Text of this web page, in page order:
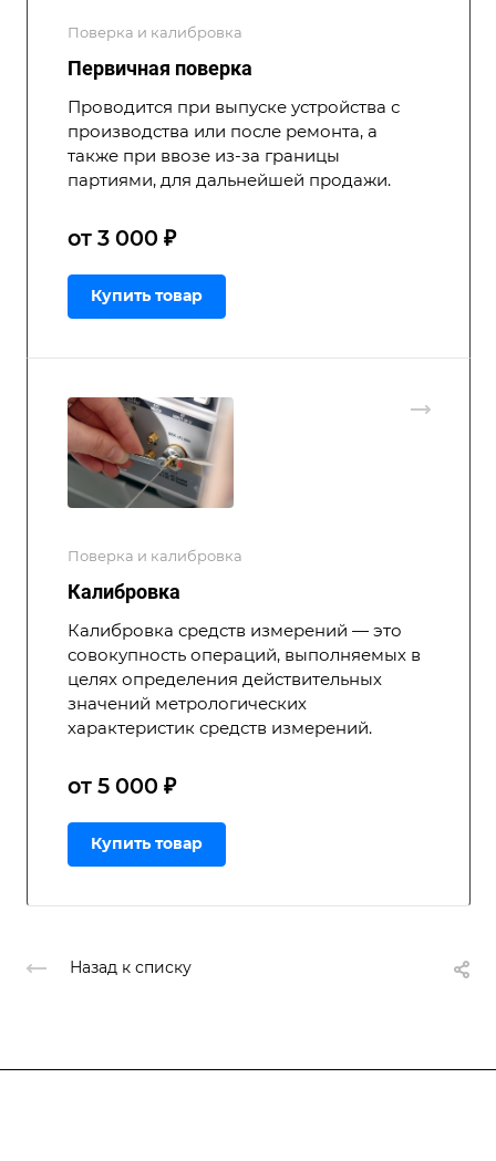
Поверка и калибровка
Первичная поверка
Проводится при выпуске устройства с
производства или после ремонта, а
также при ввозе из-за границы
партиями, для дальнейшей продажи.
от 3 000 ₽
Купить товар
Поверка и калибровка
Калибровка
Калибровка средств измерений — это
совокупность операций, выполняемых в
целях определения действительных
значений метрологических
характеристик средств измерений.
от 5 000 ₽
Купить товар
Назад к списку